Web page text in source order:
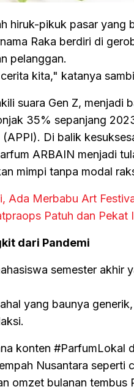
hiruk-pikuk pasar yang
Raka berdiri di
pelanggan.
kita," katanya
suara Gen Z, menjadi
35% sepanjang
Di balik
ARBAIN menjadi
mimpi tanpa modal
Ada Merbabu Art
Patuh dan Pekat
dari Pandemi
semester akhir
yang baunya
konten #ParfumLokal
Nusantara seperti
omzet bulanan tembus